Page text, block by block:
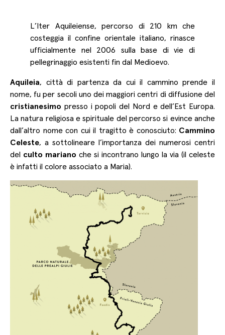
L’Iter Aquileiense, percorso di 210 km che
costeggia il confine orientale italiano, rinasce
ufficialmente nel 2006 sulla base di vie di
pellegrinaggio esistenti fin dal Medioevo.
Aquileia, città di partenza da cui il cammino prende il
nome, fu per secoli uno dei maggiori centri di diffusione del
cristianesimo presso i popoli del Nord e dell’Est Europa.
La natura religiosa e spirituale del percorso si evince anche
dall’altro nome con cui il tragitto è conosciuto: Cammino
Celeste, a sottolineare l’importanza dei numerosi centri
del culto mariano che si incontrano lungo la via (il celeste
è infatti il colore associato a Maria).